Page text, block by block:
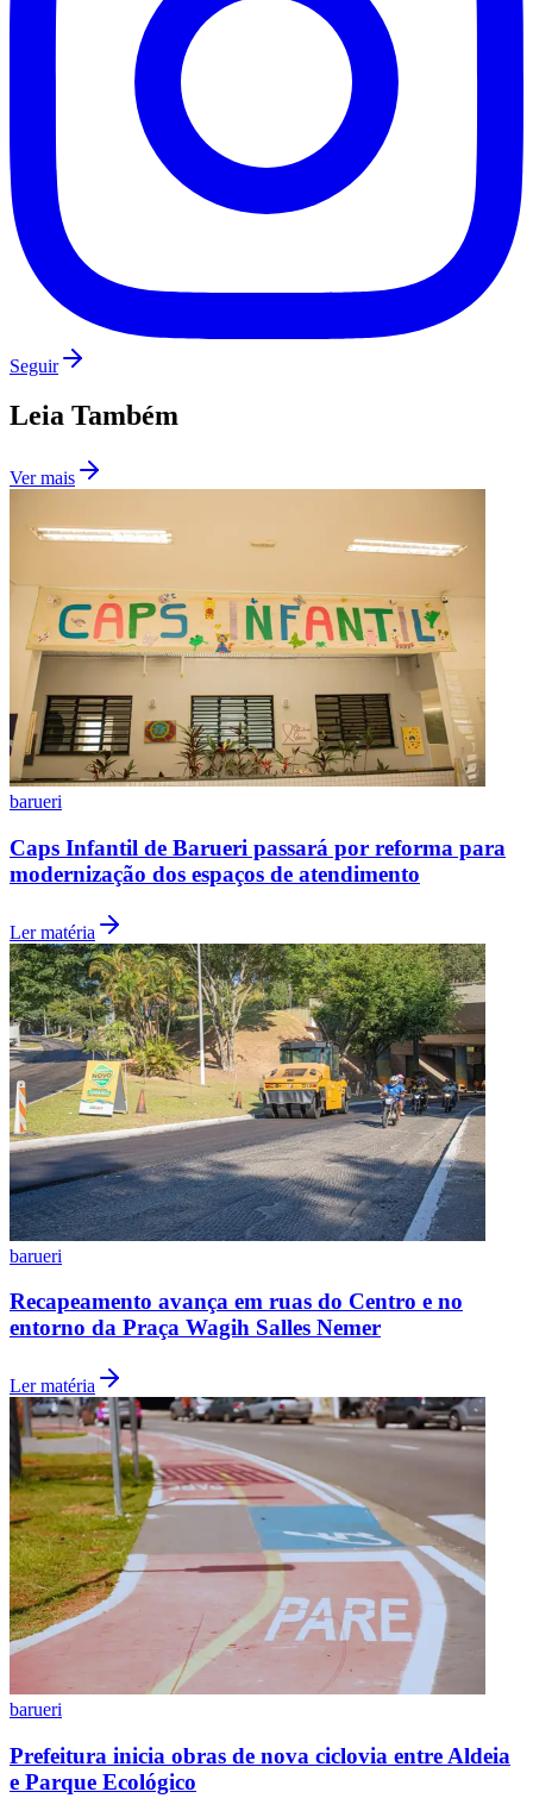
São Paulo
Santos
Flamengo
Seguir
Leia Também
Ver mais
barueri
Caps Infantil de Barueri passará por reforma para
modernização dos espaços de atendimento
Ler matéria
barueri
Recapeamento avança em ruas do Centro e no
entorno da Praça Wagih Salles Nemer
Ler matéria
barueri
Prefeitura inicia obras de nova ciclovia entre Aldeia
e Parque Ecológico